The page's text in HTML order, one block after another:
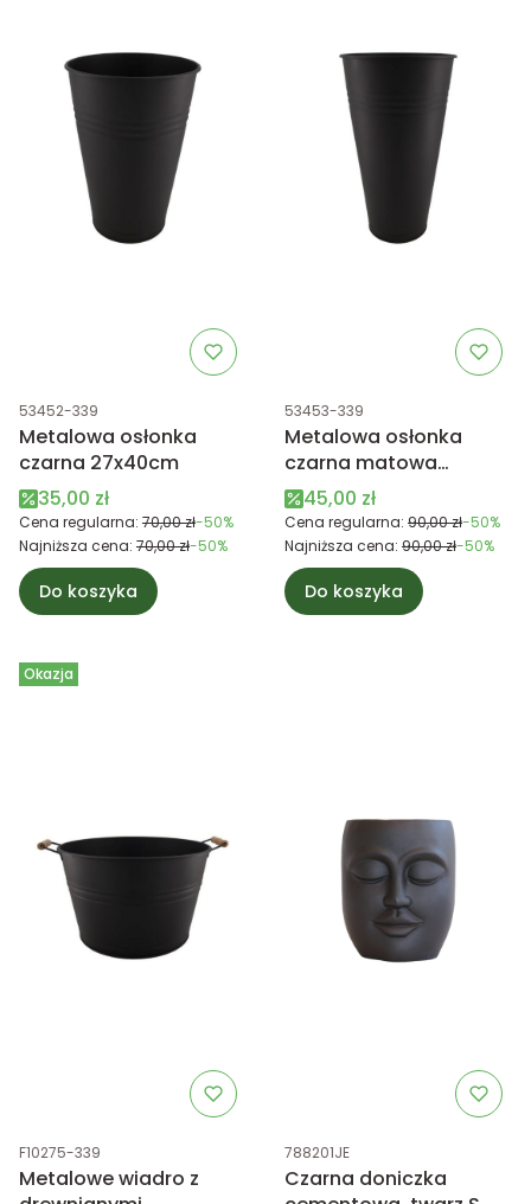
Kod produktu
53452-339
Metalowa osłonka
czarna 27x40cm
Cena promocyjna
35,00 zł
Cena regularna: 70,00 zł-50%
Najniższa cena: 70,00 zł-50%
Do koszyka
Kod produktu
53453-339
Metalowa osłonka
czarna matowa
27x50cm
Cena promocyjna
45,00 zł
Cena regularna: 90,00 zł-50%
Najniższa cena: 90,00 zł-50%
Do koszyka
Okazja
Kod produktu
F10275-339
Metalowe wiadro z
Kod produktu
788201JE
Czarna doniczka